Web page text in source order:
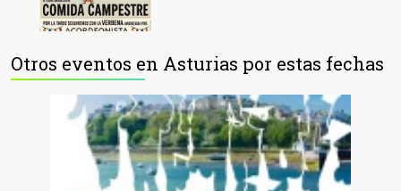
Otros eventos en Asturias por estas fechas